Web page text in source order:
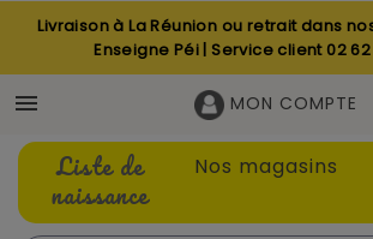
Livraison à La Réunion ou retrait dans
Enseigne Péi | Service client02 62
 MON COMPTE
Liste de
naissance
Nos magasins